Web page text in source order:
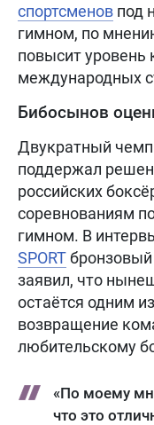
спортсменов под
гимном, по
повысит уровень
международных
Бибосынов
Двукратный
поддержал
российских
соревнованиям
гимном. В
SPORT
заявил, что
остаётся одним
возвращение
любительскому
«По моему
что это